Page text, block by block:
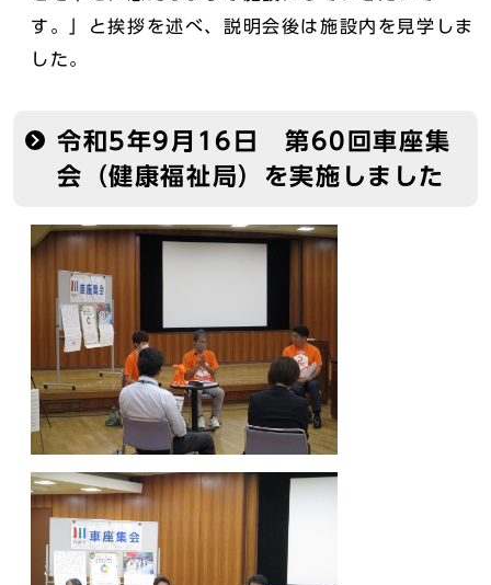
す。」と挨拶を述べ、説明会後は施設内を見学しま
した。
令和5年9月16日 第60回車座集
会（健康福祉局）を実施しました